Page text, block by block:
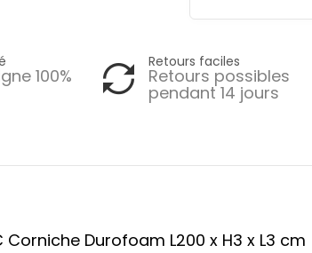
100%
Retours faciles
Retours possibles
pendant 14 jours
Durofoam L200 x H3 x L3 cm